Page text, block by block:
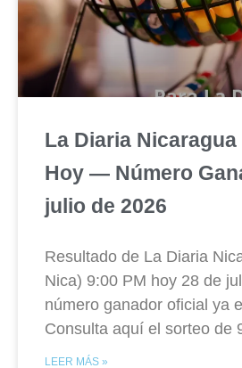
La Diaria Nicaragua
Hoy — Número
julio de 2026
Resultado de La Diaria
Nica) 9:00 PM hoy 28 de
número ganador oficial ya
Consulta aquí el sorteo de
LEER MÁS »